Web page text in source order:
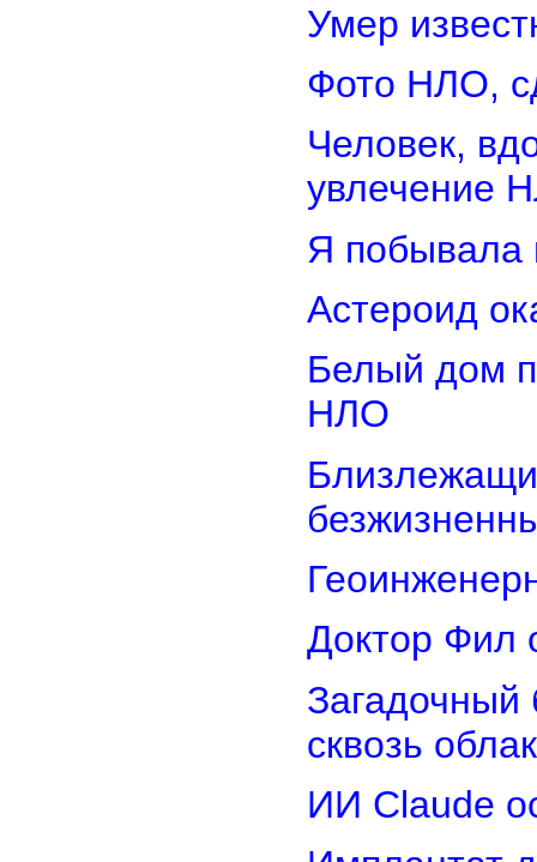
Умер
Фото НЛО,
Человек,
увлечение
Я побывала
Астероид
Белый дом
НЛО
Доктор Фил
Загадочный
сквозь
ИИ Claude